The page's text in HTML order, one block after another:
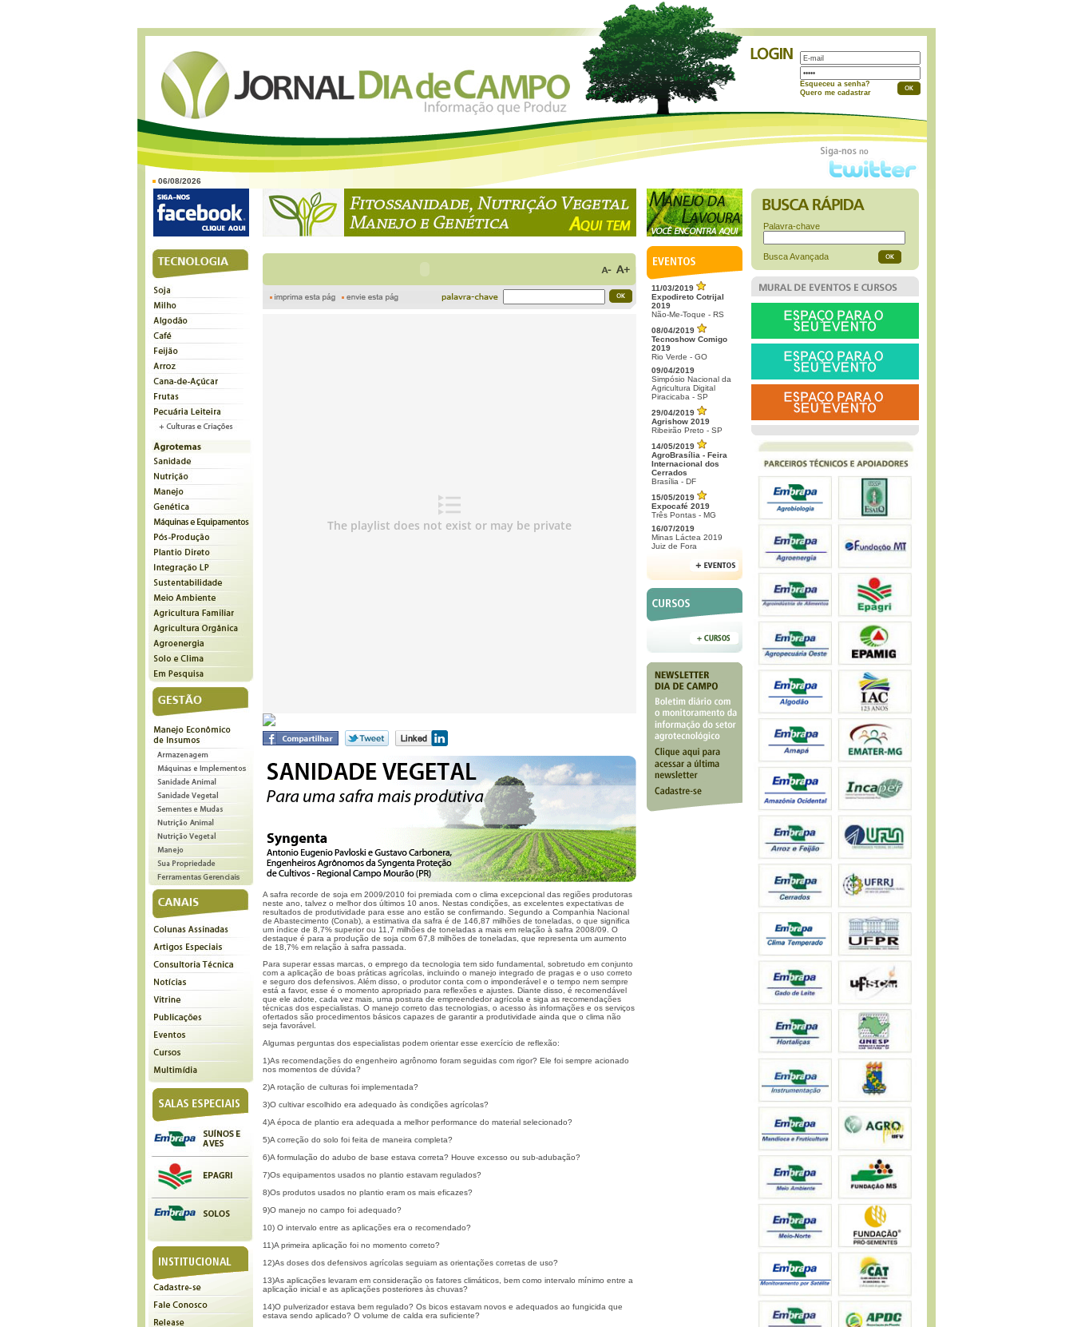
Esqueceu a senha?
Quero me cadastrar
06/08/2026
A safra recorde de soja em 2009/2010 foi premiada com o clima excepcional das regiões produtoras
neste ano, talvez o melhor dos últimos 10 anos. Nestas condições, as excelentes expectativas de
resultados de produtividade para esse ano estão se confirmando. Segundo a Companhia Nacional
de Abastecimento (Conab), a estimativa da safra é de 146,87 milhões de toneladas, o que significa
um índice de 8,7% superior ou 11,7 milhões de toneladas a mais em relação à safra 2008/09. O
destaque é para a produção de soja com 67,8 milhões de toneladas, que representa um aumento
de 18,7% em relação à safra passada.
Para superar essas marcas, o emprego da tecnologia tem sido fundamental, sobretudo em conjunto
com a aplicação de boas práticas agrícolas, incluindo o manejo integrado de pragas e o uso correto
e seguro dos defensivos. Além disso, o produtor conta com o imponderável e o tempo nem sempre
está a favor, esse é o momento apropriado para reflexões e ajustes. Diante disso, é recomendável
que ele adote, cada vez mais, uma postura de empreendedor agrícola e siga as recomendações
técnicas dos especialistas. O manejo correto das tecnologias, o acesso às informações e os serviços
ofertados são procedimentos básicos capazes de garantir a produtividade ainda que o clima não
seja favorável.
Algumas perguntas dos especialistas podem orientar esse exercício de reflexão:
1)As recomendações do engenheiro agrônomo foram seguidas com rigor? Ele foi sempre acionado
nos momentos de dúvida?
2)A rotação de culturas foi implementada?
3)O cultivar escolhido era adequado às condições agrícolas?
4)A época de plantio era adequada a melhor performance do material selecionado?
5)A correção do solo foi feita de maneira completa?
6)A formulação do adubo de base estava correta? Houve excesso ou sub-adubação?
7)Os equipamentos usados no plantio estavam regulados?
8)Os produtos usados no plantio eram os mais eficazes?
9)O manejo no campo foi adequado?
10) O intervalo entre as aplicações era o recomendado?
11)A primeira aplicação foi no momento correto?
12)As doses dos defensivos agrícolas seguiam as orientações corretas de uso?
13)As aplicações levaram em consideração os fatores climáticos, bem como intervalo mínimo entre a
aplicação inicial e as aplicações posteriores às chuvas?
14)O pulverizador estava bem regulado? Os bicos estavam novos e adequados ao fungicida que
estava sendo aplicado? O volume de calda era suficiente?
11/03/2019
Expodireto Cotrijal
2019
Não-Me-Toque - RS
08/04/2019
Tecnoshow Comigo
2019
Rio Verde - GO
09/04/2019
Simpósio Nacional da
Agricultura Digital
Piracicaba - SP
29/04/2019
Agrishow 2019
Ribeirão Preto - SP
14/05/2019
AgroBrasília - Feira
Internacional dos
Cerrados
Brasília - DF
15/05/2019
Expocafé 2019
Três Pontas - MG
16/07/2019
Minas Láctea 2019
Juiz de Fora
Palavra-chave
Busca Avançada